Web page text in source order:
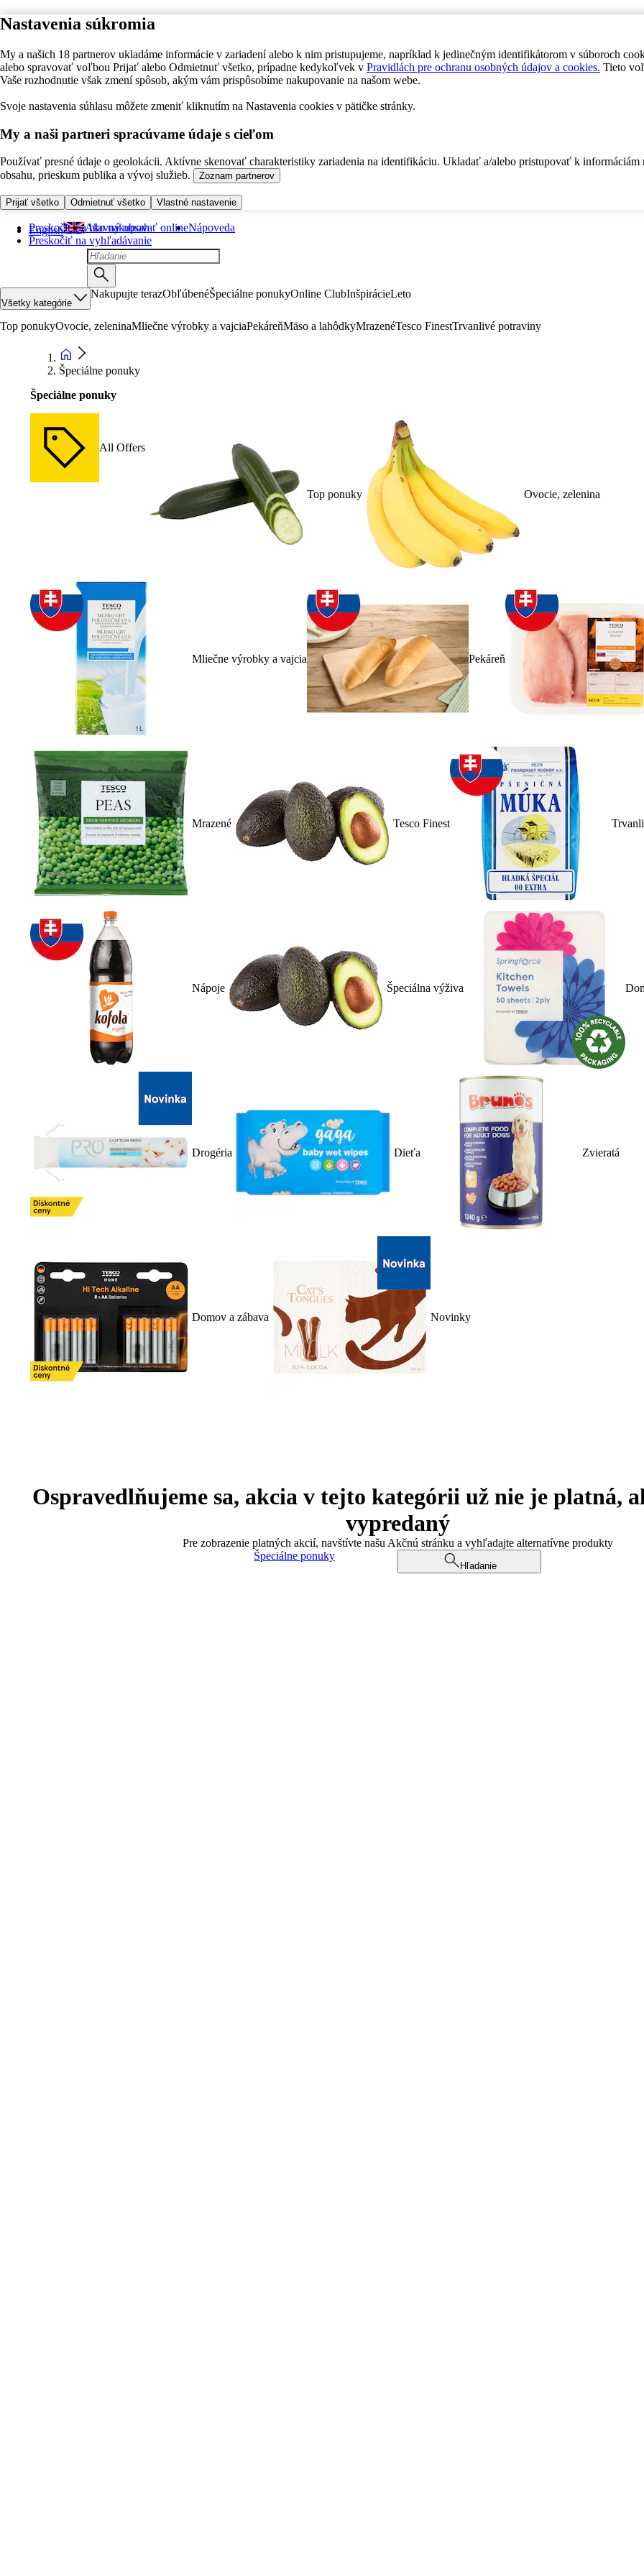
Nastavenia súkromia
My a našich 18 partnerov ukladáme informácie v zariadení alebo k nim pristupujeme, napríklad k jedinečným identifikátorom v súboroch
alebo spravovať voľbou Prijať alebo Odmietnuť všetko, prípadne kedykoľvek v Pravidlách pre ochranu osobných údajov a cookies. Tieto
Vaše rozhodnutie však zmení spôsob, akým vám prispôsobíme nakupovanie na našom webe.
Svoje nastavenia súhlasu môžete zmeniť kliknutím na Nastavenia cookies v pätičke stránky.
My a naši partneri spracúvame údaje s cieľom
Používať presné údaje o geolokácii. Aktívne skenovať charakteristiky zariadenia na identifikáciu. Ukladať a/alebo pristupovať k informáciám
obsahu, prieskum publika a vývoj služieb.
Zoznam partnerov
Prijať všetko Odmietnuť všetko Vlastné nastavenie
Preskočiť na hlavný obsah
Preskočiť na vyhľadávanie
English Ako nakupovať onlineNápoveda
Všetky kategórie
Nakupujte terazObľúbenéŠpeciálne ponukyOnline ClubInšpirácieLeto
Top ponukyOvocie, zeleninaMliečne výrobky a vajciaPekáreňMäso a lahôdkyMrazenéTesco FinestTrvanlivé potraviny
Špeciálne ponuky
Špeciálne ponuky
All Offers
Top ponuky Ovocie, zelenina
Mliečne výrobky a vajcia Pekáreň
Mrazené Tesco Finest
Nápoje Špeciálna výživa
Drogéria Dieťa Zvieratá
Domov a zábava Novinky
Ospravedlňujeme sa, akcia v tejto kategórii už nie je platná,
vypredaný
Pre zobrazenie platných akcií, navštívte našu Akčnú stránku a vyhľadajte alternatívne produkty
Špeciálne ponuky
Hľadanie